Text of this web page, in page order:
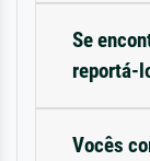
Se
reportá-
Vocês